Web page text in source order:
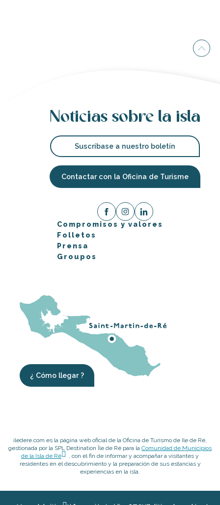
Noticias sobre la isla
Suscríbase a nuestro boletín
Contactar con la Oficina de Turisme
Compromisos y valores
Folletos
Prensa
Groupos
¿ Cómo llegar ?
iledere.com es la página web oficial de la Oficina de Turismo de Ile de Ré,
gestionada por la SPL Destination Île de Ré para la Comunidad de Municipios
de la Isla de Ré
, con el fin de informar y acompañar a visitantes y
residentes en el descubrimiento y la preparación de sus estancias y
experiencias en la isla.